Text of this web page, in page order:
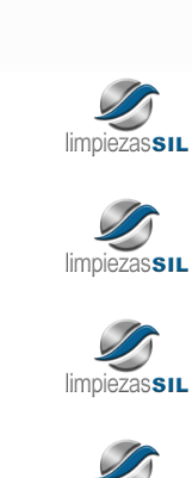
Llama Ahora
91 433 08 95
Limpieza